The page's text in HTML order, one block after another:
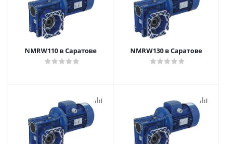
NMRW110 в Саратове NMRW130 в Саратове